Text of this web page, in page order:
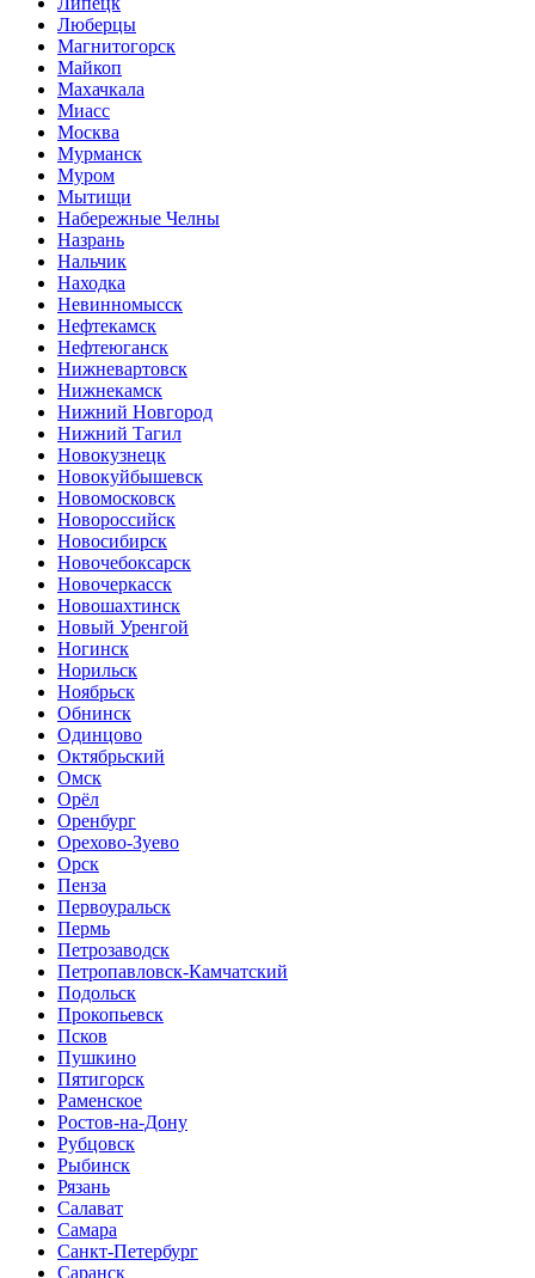
Люберцы
Магнитогорск
Майкоп
Махачкала
Миасс
Москва
Мурманск
Муром
Мытищи
Набережные Челны
Назрань
Нальчик
Находка
Невинномысск
Нефтекамск
Нефтеюганск
Нижневартовск
Нижнекамск
Нижний Новгород
Нижний Тагил
Новокузнецк
Новокуйбышевск
Новомосковск
Новороссийск
Новосибирск
Новочебоксарск
Новочеркасск
Новошахтинск
Новый Уренгой
Ногинск
Норильск
Ноябрьск
Обнинск
Одинцово
Октябрьский
Омск
Орёл
Оренбург
Орехово-Зуево
Орск
Пенза
Первоуральск
Пермь
Петрозаводск
Петропавловск-Камчатский
Подольск
Прокопьевск
Псков
Пушкино
Пятигорск
Раменское
Ростов-на-Дону
Рубцовск
Рыбинск
Рязань
Салават
Самара
Санкт-Петербург
Саранск